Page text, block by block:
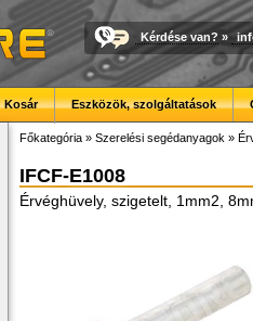
Kérdése van? »
Kosár Eszközök, szolgáltatások
Főkategória » Szerelési segédanyagok »
IFCF-E1008
Érvéghüvely, szigetelt, 1mm2,